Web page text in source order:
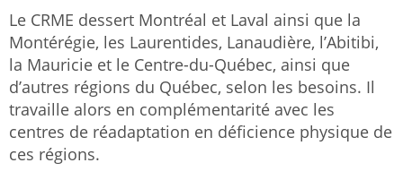
Le CRME dessert Montréal et Laval ainsi que la
Montérégie, les Laurentides, Lanaudière, l’Abitibi,
la Mauricie et le Centre-du-Québec, ainsi que
d’autres régions du Québec, selon les besoins. Il
travaille alors en complémentarité avec les
centres de réadaptation en déficience physique de
ces régions.